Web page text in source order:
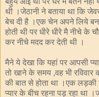
थी ।जेठानी ने बताया था कि
बेच दी है ।एक चेन अपने लिये
होती थी पर धीरे धीरे मै नीचे के
कर नीचे मदद कर देती थी ।
मैने ये देखा कि यहां पर आपसी
तो खाने के समय ,वह भी
की बात से होता था ।एक लड़की
प्यार के बीच रहना पड़ रहा